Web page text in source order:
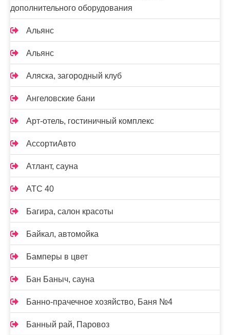
дополнительного оборудования
Альянс
Альянс
Аляска, загородный клуб
Ангеловские бани
Арт-отель, гостиничный комплекс
АссортиАвто
Атлант, сауна
АТС 40
Багира, салон красоты
Байкал, автомойка
Бамперы в цвет
Бан Баныч, сауна
Банно-прачечное хозяйство, Баня №4
Банный рай, Паровоз